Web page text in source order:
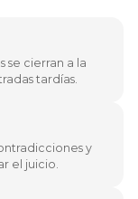
se cierran a la
tardías.
y
el juicio.